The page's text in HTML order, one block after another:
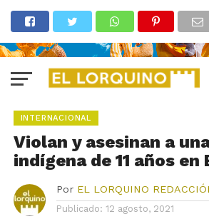
INTERNACIONAL
Violan y asesinan a
indígena de 11 años en
Por EL LORQUINO
Publicado: 12 agosto, 2021